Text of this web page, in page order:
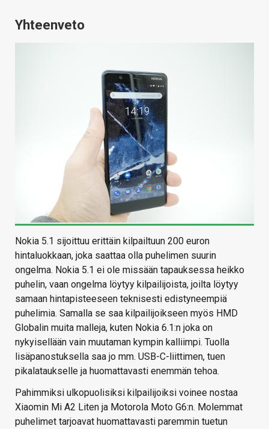
Yhteenveto
Nokia 5.1 sijoittuu erittäin kilpailtuun 200 euron
hintaluokkaan, joka saattaa olla puhelimen suurin
ongelma. Nokia 5.1 ei ole missään tapauksessa heikko
puhelin, vaan ongelma löytyy kilpailijoista, joilta löytyy
samaan hintapisteeseen teknisesti edistyneempiä
puhelimia. Samalla se saa kilpailijoikseen myös HMD
Globalin muita malleja, kuten Nokia 6.1:n joka on
nykyisellään vain muutaman kympin kalliimpi. Tuolla
lisäpanostuksella saa jo mm. USB-C-liittimen, tuen
pikalataukselle ja huomattavasti enemmän tehoa.
Pahimmiksi ulkopuolisiksi kilpailijoiksi voinee nostaa
Xiaomin Mi A2 Liten ja Motorola Moto G6:n. Molemmat
puhelimet tarjoavat huomattavasti paremmin tuetun